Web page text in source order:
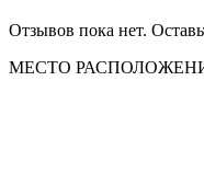
Отзывов пока нет.
МЕСТО